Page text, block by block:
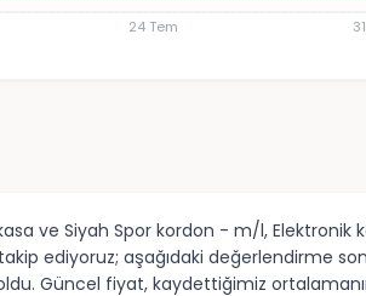
24 Tem
ve Siyah Spor kordon - m/l,
ediyoruz; aşağıdaki değerlendirme
Güncel fiyat, kaydettiğimiz